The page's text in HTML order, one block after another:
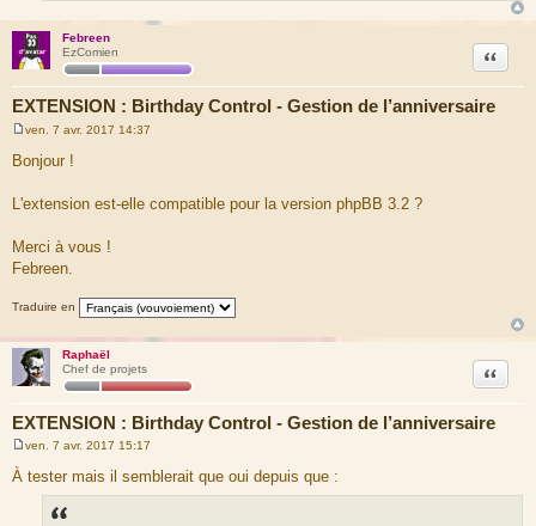
Febreen
EzComien
EXTENSION : Birthday Control - Gestion de l’anniversaire
Citation
s
g
ven. 7 avr. 2017 14:37
Bonjour !
L'extension est-elle compatible pour la version phpBB 3.2 ?
Merci à vous !
Febreen.
Traduire en
Raphaël
Chef de projets
EXTENSION : Birthday Control - Gestion de l’anniversaire
Citation
e
s
ven. 7 avr. 2017 15:17
À tester mais il semblerait que oui depuis que :